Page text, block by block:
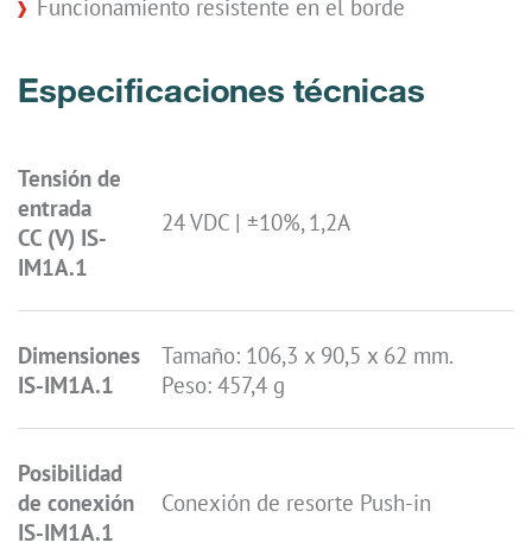
Funcionamiento resistente en el borde
Especificaciones técnicas
Tensión de
entrada
CC (V) IS-
IM1A.1
24 VDC | ±10%, 1,2A
Dimensiones
IS-IM1A.1
Tamaño: 106,3 x 90,5 x 62 mm.
Peso: 457,4 g
Posibilidad
de conexión
IS-IM1A.1
Conexión de resorte Push-in